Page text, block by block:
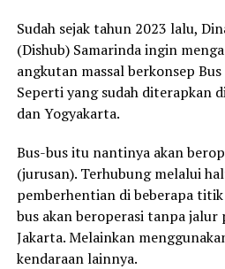
Sudah sejak tahun 2023 lalu,
(Dishub) Samarinda ingin
angkutan massal berkonsep
Seperti yang sudah diterapkan
dan Yogyakarta.
Bus-bus itu nantinya akan
(jurusan). Terhubung melalui
pemberhentian di beberapa
bus akan beroperasi tanpa
Jakarta. Melainkan
kendaraan lainnya.